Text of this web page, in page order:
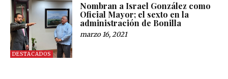
DESTACADOS
Nombran a Israel González como
Oficial Mayor; el sexto en la
administración de Bonilla
marzo 16, 2021